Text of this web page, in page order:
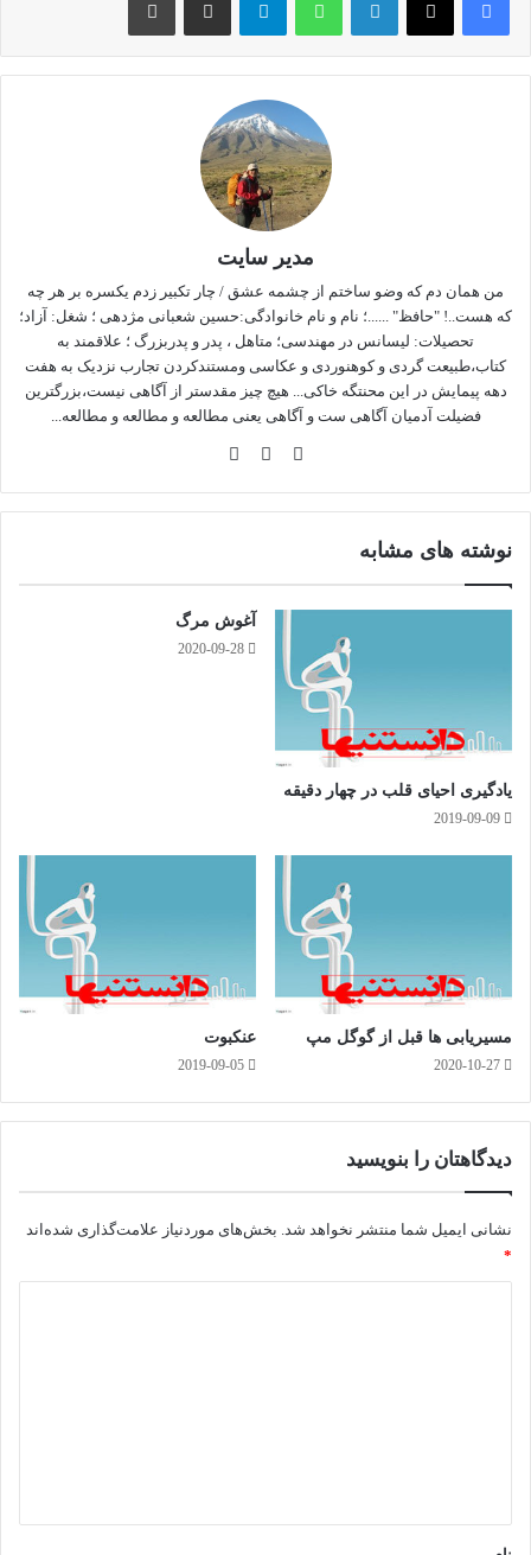
مطالب بیشتر
مدیر سایت
من همان دم که وضو ساختم از چشمه عشق / چار تکبیر زدم یکسره بر هر چه
که هست..! "حافظ" ......؛ نام و نام خانوادگی:حسین شعبانی مژدهی ؛ شغل: آزاد؛
تحصیلات: لیسانس در مهندسی؛ متاهل ، پدر و پدربزرگ ؛ علاقمند به
کتاب،طبیعت گردی و کوهنوردی و عکاسی ومستندکردن تجارب نزدیک به هفت
دهه پیمایش در این محنتگه خاکی... هیچ چیز مقدستر از آگاهی نیست،بزرگترین
فضیلت آدمیان آگاهی ست و آگاهی یعنی مطالعه و مطالعه و مطالعه...
وبس
فی
وک گرا
نوشته های مشابه
یادگیری احیای قلب در چهار دقیقه
2019-09-09
آغوش مرگ
2020-09-28
مسیریابی ها قبل از گوگل مپ
2020-10-27
عنکبوت
2019-09-05
دیدگاهتان را بنویسید
نشانی ایمیل شما منتشر نخواهد شد. بخش‌های موردنیاز علامت‌گذاری شده‌اند
*